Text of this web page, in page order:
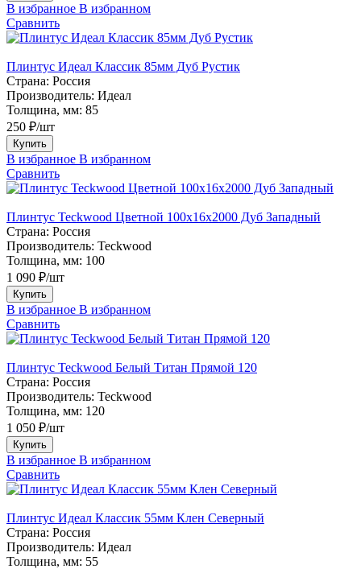
В избранное В избранном
Сравнить
Плинтус Идеал Классик 85мм Дуб Рустик
Страна: Россия
Производитель: Идеал
Толщина, мм: 85
250 ₽/шт
Купить
В избранное В избранном
Сравнить
Плинтус Teckwood Цветной 100x16х2000 Дуб Западный
Страна: Россия
Производитель: Teckwood
Толщина, мм: 100
1 090 ₽/шт
Купить
В избранное В избранном
Сравнить
Плинтус Teckwood Белый Титан Прямой 120
Страна: Россия
Производитель: Teckwood
Толщина, мм: 120
1 050 ₽/шт
Купить
В избранное В избранном
Сравнить
Плинтус Идеал Классик 55мм Клен Северный
Страна: Россия
Производитель: Идеал
Толщина, мм: 55